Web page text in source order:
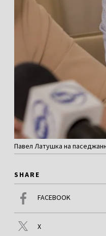
Павел Латушка на
SHARE
FACEBOOK
X